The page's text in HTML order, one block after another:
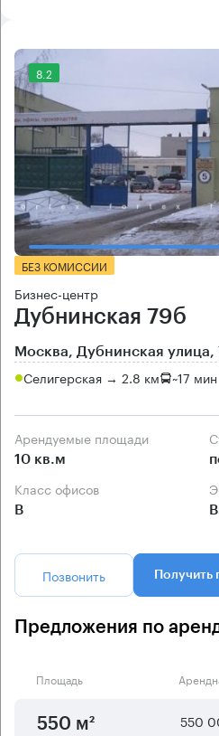
8.2
БЕЗ КОМИССИИ
Бизнес-центр
Дубнинская 79б
Москва, Дубнинская улица,
Селигерская → 2.8 км ~17 мин
Арендуемые площади
10 кв.м
Класс офисов
B
Позвонить Получить
Предложения по
Площадь
550 м² 550